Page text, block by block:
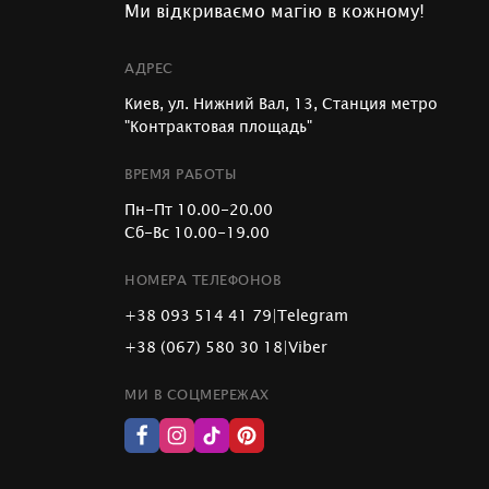
Ми відкриваємо магію в кожному!
АДРЕС
Киев, ул. Нижний Вал, 13, Станция метро
"Контрактовая площадь"
ВРЕМЯ РАБОТЫ
Пн-Пт 10.00-20.00
Сб-Вс 10.00-19.00
НОМЕРА ТЕЛЕФОНОВ
+38 093 514 41 79|Telegram
+38 (067) 580 30 18|Viber
МИ В СОЦМЕРЕЖАХ